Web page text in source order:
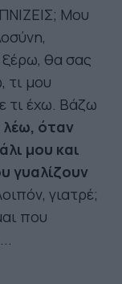
Μου
θα σας
τι μου
τι έχω. Βάζω
λέω, όταν
μου και
γυαλίζουν
γιατρέ;
που